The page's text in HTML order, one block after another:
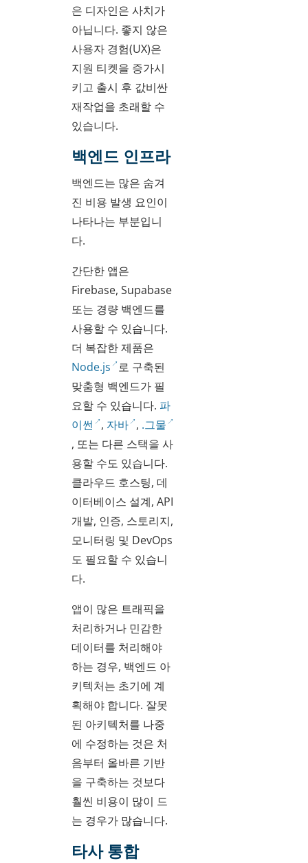
은 디자인은 사치가
아닙니다. 좋지 않은
사용자 경험(UX)은
지원 티켓을 증가시
키고 출시 후 값비싼
재작업을 초래할 수
있습니다.
백엔드 인프라
백엔드는 많은 숨겨
진 비용 발생 요인이
나타나는 부분입니
다.
간단한 앱은
Firebase, Supabase
또는 경량 백엔드를
사용할 수 있습니다.
더 복잡한 제품은
Node.js 로 구축된
맞춤형 백엔드가 필
요할 수 있습니다. 파
이썬
, 자바 , .그물
, 또는 다른 스택을 사
용할 수도 있습니다.
클라우드 호스팅, 데
이터베이스 설계, API
개발, 인증, 스토리지,
모니터링 및 DevOps
도 필요할 수 있습니
다.
앱이 많은 트래픽을
처리하거나 민감한
데이터를 처리해야
하는 경우, 백엔드 아
키텍처는 초기에 계
획해야 합니다. 잘못
된 아키텍처를 나중
에 수정하는 것은 처
음부터 올바른 기반
을 구축하는 것보다
훨씬 비용이 많이 드
는 경우가 많습니다.
타사 통합